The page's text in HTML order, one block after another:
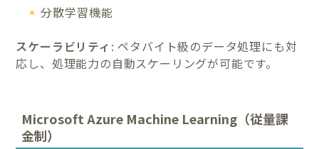
分散学習機能
スケーラビリティ : ペタバイト級のデータ処理にも対
応し、処理能力の自動スケーリングが可能です。
Microsoft Azure Machine Learning（従量課
金制）